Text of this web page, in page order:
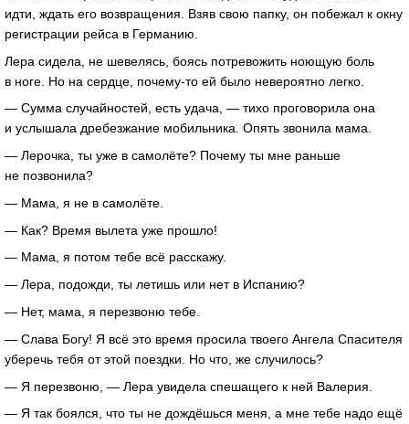
идти, ждать его возвращения. Взяв свою папку, он побежал к окну
регистрации рейса в Германию.
Лера сидела, не шевелясь, боясь потревожить ноющую боль
в ноге. Но на сердце, почему-то ей было невероятно легко.
— Сумма случайностей, есть удача, — тихо проговорила она
и услышала дребезжание мобильника. Опять звонила мама.
— Лерочка, ты уже в самолёте? Почему ты мне раньше
не позвонила?
— Мама, я не в самолёте.
— Как? Время вылета уже прошло!
— Мама, я потом тебе всё расскажу.
— Лера, подожди, ты летишь или нет в Испанию?
— Нет, мама, я перезвоню тебе.
— Слава Богу! Я всё это время просила твоего Ангела Спасителя
уберечь тебя от этой поездки. Но что, же случилось?
— Я перезвоню, — Лера увидела спешащего к ней Валерия.
— Я так боялся, что ты не дождёшься меня, а мне тебе надо ещё